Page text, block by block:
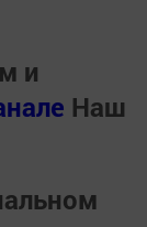
и
Наш